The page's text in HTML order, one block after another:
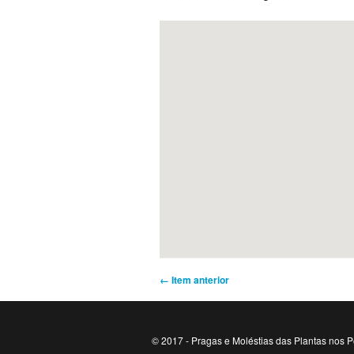
← Item anterior
© 2017 - Pragas e Moléstias das Plantas nos